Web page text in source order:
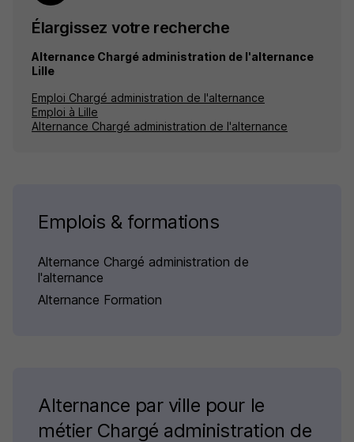
Élargissez votre recherche
Alternance Chargé administration de l'alternance
Lille
Emploi Chargé administration de l'alternance
Emploi à Lille
Alternance Chargé administration de l'alternance
Emplois & formations
Alternance Chargé administration de
l'alternance
Alternance Formation
Alternance par ville pour le
métier Chargé administration de